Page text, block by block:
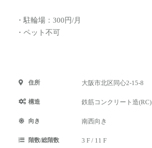
・駐輪場：300円/月
・ペット不可
住所 大阪市北区同心2-15-8
構造 鉄筋コンクリート造(RC)
向き 南西向き
階数/総階数 3 F / 11 F